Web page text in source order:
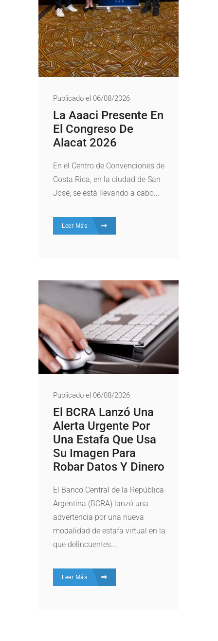
Publicado el 06/08/2026
La Aaaci Presente En
El Congreso De
Alacat 2026
En el Centro de Convenciones de
Costa Rica, en la ciudad de San
José, se está llevando a cabo...
Leer Más
Publicado el 06/08/2026
El BCRA Lanzó Una
Alerta Urgente Por
Una Estafa Que Usa
Su Imagen Para
Robar Datos Y Dinero
El Banco Central de la República
Argentina (BCRA) lanzó una
advertencia por una nueva
modalidad de estafa virtual en la
que delincuentes...
Leer Más